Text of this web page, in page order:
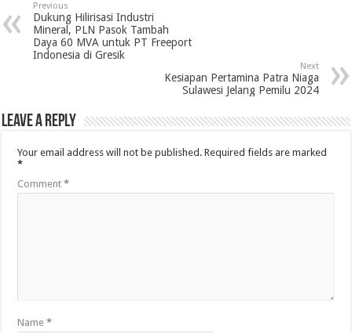
Previous
Dukung Hilirisasi Industri
Mineral, PLN Pasok Tambah
Daya 60 MVA untuk PT Freeport
Indonesia di Gresik
Next
Kesiapan Pertamina Patra Niaga
Sulawesi Jelang Pemilu 2024
Leave a Reply
Your email address will not be published. Required fields are marked
*
Comment*
Name*